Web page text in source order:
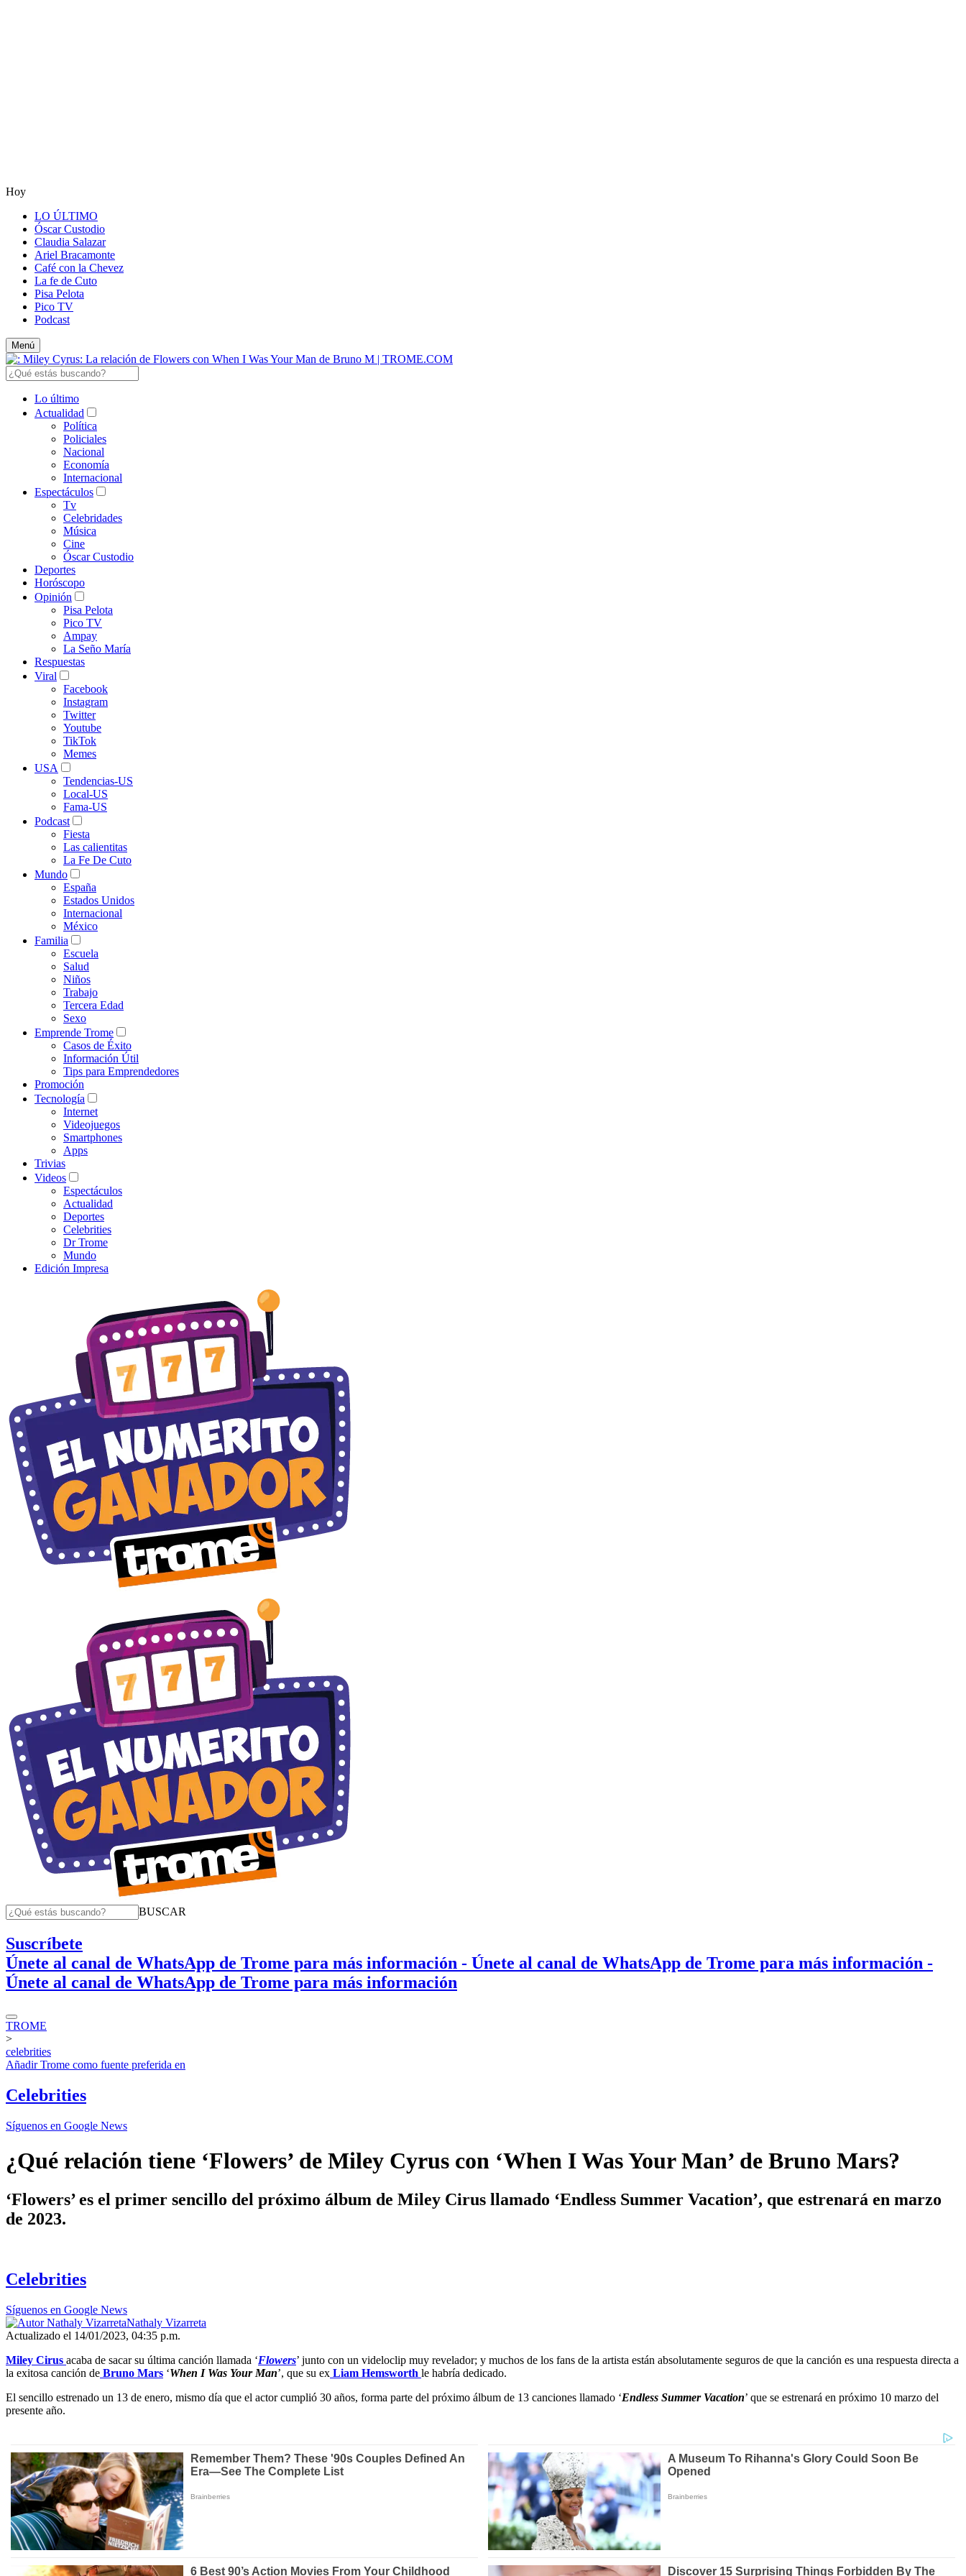
Hoy
LO ÚLTIMO
Óscar Custodio
Claudia Salazar
Ariel Bracamonte
Café con la Chevez
La fe de Cuto
Pisa Pelota
Pico TV
Podcast
Menú
Lo último
Actualidad
Política
Policiales
Nacional
Economía
Internacional
Espectáculos
Tv
Celebridades
Música
Cine
Óscar Custodio
Deportes
Horóscopo
Opinión
Pisa Pelota
Pico TV
Ampay
La Seño María
Respuestas
Viral
Facebook
Instagram
Twitter
Youtube
TikTok
Memes
USA
Tendencias-US
Local-US
Fama-US
Podcast
Fiesta
Las calientitas
La Fe De Cuto
Mundo
España
Estados Unidos
Internacional
México
Familia
Escuela
Salud
Niños
Trabajo
Tercera Edad
Sexo
Emprende Trome
Casos de Éxito
Información Útil
Tips para Emprendedores
Promoción
Tecnología
Internet
Videojuegos
Smartphones
Apps
Trivias
Videos
Espectáculos
Actualidad
Deportes
Celebrities
Dr Trome
Mundo
Edición Impresa
BUSCAR
Suscríbete
Únete al canal de WhatsApp de Trome para más información - Únete al canal de WhatsApp de Trome para más información -
Únete al canal de WhatsApp de Trome para más información
TROME
>
celebrities
AñadirTrome como fuente preferida en
Celebrities
Síguenos en Google News
¿Qué relación tiene ‘Flowers’ de Miley Cyrus con ‘When I Was Your Man’ de Bruno Mars?
‘Flowers’ es el primer sencillo del próximo álbum de Miley Cirus llamado ‘Endless Summer Vacation’, que estrenará en marzo
de 2023.
Celebrities
Síguenos en Google News
Nathaly Vizarreta
Actualizado el 14/01/2023, 04:35 p.m.
Miley Cirus acaba de sacar su última canción llamada ‘Flowers’ junto con un videloclip muy revelador; y muchos de los fans de la artista están absolutamente seguros de que la canción es una respuesta directa a
la exitosa canción de Bruno Mars ‘When I Was Your Man’, que su ex Liam Hemsworth le habría dedicado.
El sencillo estrenado un 13 de enero, mismo día que el actor cumplió 30 años, forma parte del próximo álbum de 13 canciones llamado ‘Endless Summer Vacation’ que se estrenará en próximo 10 marzo del
presente año.